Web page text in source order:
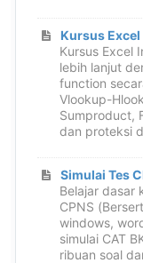
Kursus
Kursus Excel
lebih lanjut
function
Vlookup-
Sumproduct,
dan proteksi
Simulai Tes
Belajar dasar
CPNS
windows,
simulai CAT
ribuan soal